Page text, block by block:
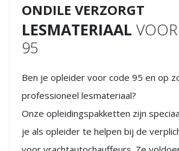
ONDILE VERZORGT
LESMATERIAAL
95
Ben je opleider voor code 95 en op
professioneel lesmateriaal?
Onze opleidingspakketten zijn
je als opleider te helpen bij de